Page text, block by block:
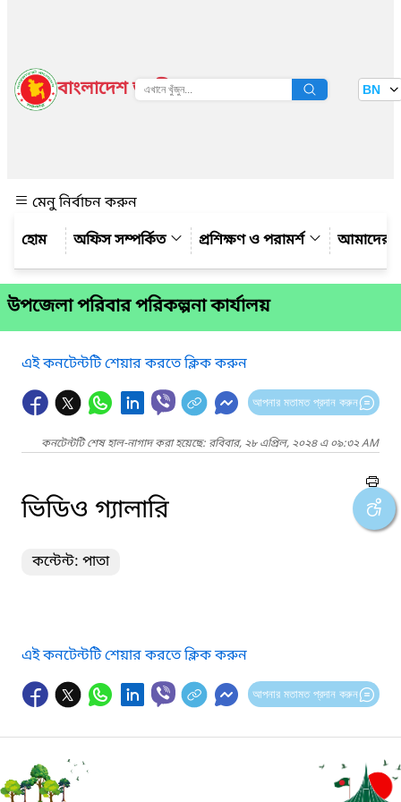
বাংলাদেশ জাতীয় তথ্য বাতায়ন BN
মেনু নির্বাচন করুন
অফিস সম্পর্কিত
প্রশিক্ষণ ও পরামর্শ আমাদের
উপজেলা পরিবার পরিকল্পনা কার্যালয়
এই কনটেন্টটি শেয়ার করতে ক্লিক করুন
আপনার মতামত প্রদান করুন
কনটেন্টটি শেষ হাল-নাগাদ করা হয়েছে: রবিবার, ২৮ এপ্রিল, ২০২৪ এ ০৯:৩২ AM
ভিডিও গ্যালারি
কন্টেন্ট: পাতা
এই কনটেন্টটি শেয়ার করতে ক্লিক করুন
আপনার মতামত প্রদান করুন